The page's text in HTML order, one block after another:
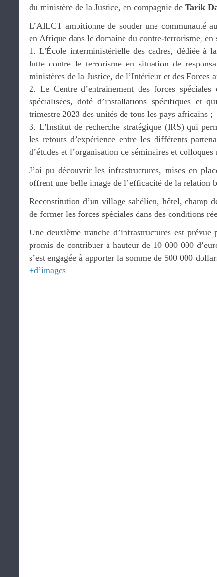
du ministère de la Justice, en compagnie de Tarik
L’AILCT ambitionne de souder une communauté
en Afrique dans le domaine du contre-terrorisme, en
1. L’École interministérielle des cadres, dédiée à
lutte contre le terrorisme en situation de
ministères de la Justice, de l’Intérieur et des Forces
2. Le Centre d’entrainement des forces spéciales
spécialisées, doté d’installations spécifiques et
trimestre 2023 des unités de tous les pays africains ;
3. L’Institut de recherche stratégique (IRS) qui
les retours d’expérience entre les différents
d’études et l’organisation de séminaires et colloques
J’ai pu découvrir les infrastructures, mises en
offrent une belle image de l’efficacité de la relation
Reconstitution d’un village sahélien, hôtel,
de former les forces spéciales dans des conditions
Une deuxième tranche d’infrastructures est
promis de contribuer à hauteur de 10 000 000
s’est engagée à apporter la somme de 500 000
+d’images